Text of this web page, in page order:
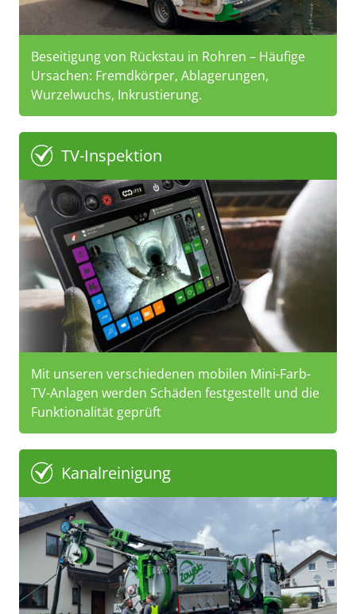
Beseitigung von Rückstau in Rohren – Häufige
Ursachen: Fremdkörper, Ablagerungen,
Wurzelwuchs, Inkrustierung.
TV-Inspektion
Mit unseren verschiedenen mobilen Mini-Farb-
TV-Anlagen werden Schäden festgestellt und die
Funktionalität geprüft
Kanalreinigung